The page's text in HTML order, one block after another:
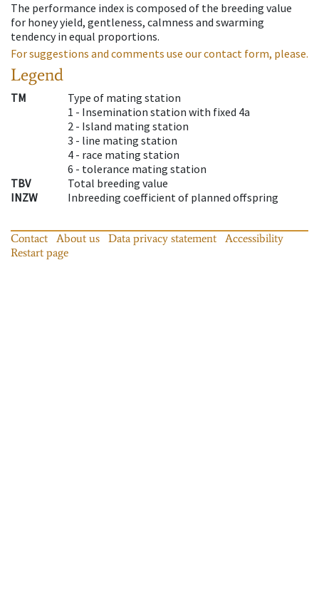
The performance index is composed of the breeding value
for honey yield, gentleness, calmness and swarming
tendency in equal proportions.
For suggestions and comments use our contact form, please.
Legend
TM
Type of mating station
1 - Insemination station with fixed 4a
2 - Island mating station
3 - line mating station
4 - race mating station
6 - tolerance mating station
TBV
Total breeding value
INZW
Inbreeding coefficient of planned offspring
Contact About us Data privacy statement
Accessibility
Restart page